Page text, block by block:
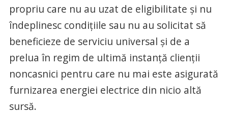
propriu care nu au uzat de eligibilitate şi nu
îndeplinesc condiţiile sau nu au solicitat să
beneficieze de serviciu universal şi de a
prelua în regim de ultimă instanţă clienţii
noncasnici pentru care nu mai este asigurată
furnizarea energiei electrice din nicio altă
sursă.